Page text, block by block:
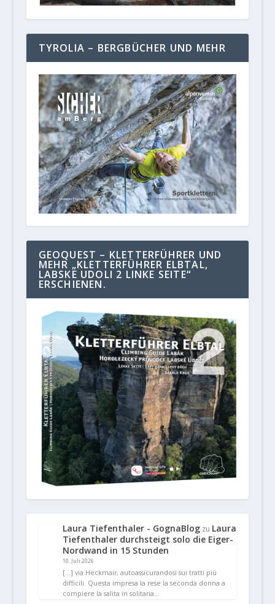
TYROLIA – BERGBÜCHER UND MEHR
GEOQUEST – KLETTERFÜHRER UND
MEHR „KLETTERFÜHRER ELBTAL,
LABSKE UDOLI 2 LINKE SEITE“
ERSCHIENEN.
Laura Tiefenthaler - GognaBlogzu Laura
Tiefenthaler durchsteigt solo die Eiger-
Nordwand in 15 Stunden
10. Juli 2026
[…] via Heckmair, autoassicurandosi sui tratti più
difficili. Questa impresa la rese la seconda donna a
compiere la salita in solitaria…